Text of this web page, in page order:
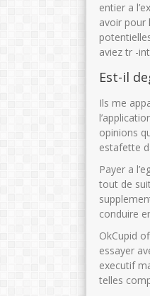
entier a
avoir pour
aviez tr -
Est-il
Ils me
opinions
estafette
Payer a
tout de
conduire
OkCupid
essayer
executif
telles